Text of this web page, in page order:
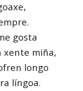
gosta
xente miña,
longo
língoa.